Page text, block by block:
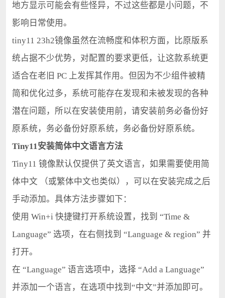
地方显示可能会有些怪异，不过这些都是小问题，不
影响日常使用。
tiny11 23h2镜像虽然在流畅度和体积方面，比原版系
统占据不少优势，对配置的要求更低，让这款系统更
适合在老旧 PC 上发挥其作用。但因为不少组件被精
简和优化过多，系统可能存在发现和未被发现的各种
潜在问题，所以在安装使用前，请安装前务必备份好
原系统，务必备份好原系统，务必备份好原系统。
Tiny11安装简体中文语言方法
Tiny11 镜像默认仅提供了英文语言，如果需要使用简
体中文 （或繁体中文也类似），可以在安装完成之后
手动添加。具体方法步骤如下：
使用 Win+i 快捷键打开系统设置，找到 “Time &
Language” 选项，在右侧找到 “Language & region” 并
打开。
在 “Language” 语言选项中，选择 “Add a Language”
并添加一个语言，在选项中找到“中文”并添加即可。